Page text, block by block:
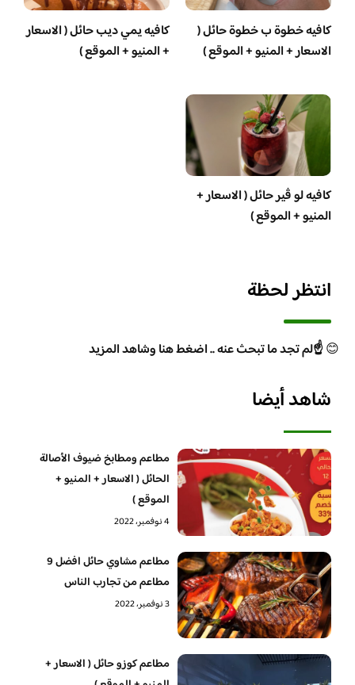
كافيه خطوة ب خطوة حائل (
الاسعار + المنيو + الموقع )
كافيه يمي ديب حائل ( الاسعار
+ المنيو + الموقع )
كافيه لو ڤير حائل ( الاسعار +
المنيو + الموقع )
انتظر لحظة
😊☝️لم تجد ما تبحث عنه .. اضغط هنا وشاهد المزيد
شاهد أيضا
مطاعم ومطابخ ضيوف الأصالة
الحائل ( الاسعار + المنيو +
الموقع )
4 نوفمبر، 2022
مطاعم مشاوي حائل افضل 9
مطاعم من تجارب الناس
3 نوفمبر، 2022
مطاعم كوزو حائل ( الاسعار +